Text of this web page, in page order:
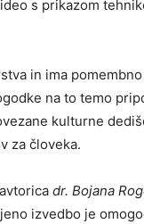
s prikazom
in ima
na to temo
kulturne
za človeka.
dr. Bojana
izvedbo je